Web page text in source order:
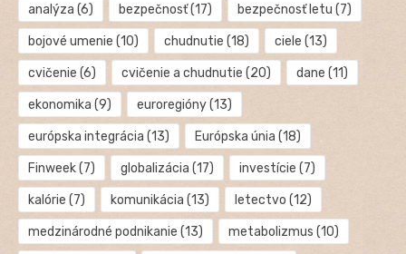
analýza (6) bezpečnosť(17) bezpečnosť letu (7)
bojové umenie (10) chudnutie (18) ciele (13)
cvičenie (6) cvičenie a chudnutie (20) dane (11)
ekonomika (9) euroregióny(13)
európska integrácia (13) Európska únia (18)
Finweek(7) globalizácia (17) investície (7)
kalórie (7) komunikácia (13) letectvo (12)
medzinárodné podnikanie (13) metabolizmus (10)